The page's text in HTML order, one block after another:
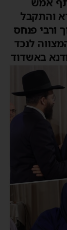
פנחס
לנכד
באשדוד